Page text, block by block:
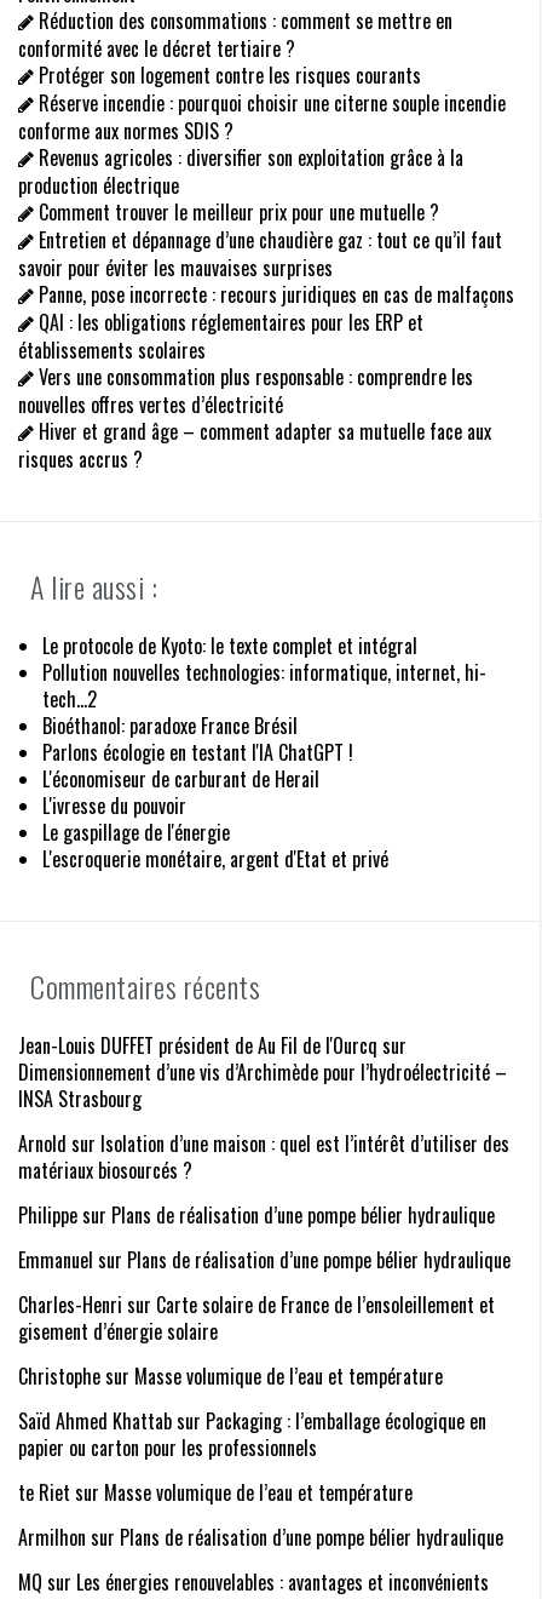
Réduction des consommations : comment se mettre en
conformité avec le décret tertiaire ?
Protéger son logement contre les risques courants
Réserve incendie : pourquoi choisir une citerne souple incendie
conforme aux normes SDIS ?
Revenus agricoles : diversifier son exploitation grâce à la
production électrique
Comment trouver le meilleur prix pour une mutuelle ?
Entretien et dépannage d’une chaudière gaz : tout ce qu’il faut
savoir pour éviter les mauvaises surprises
Panne, pose incorrecte : recours juridiques en cas de malfaçons
QAI : les obligations réglementaires pour les ERP et
établissements scolaires
Vers une consommation plus responsable : comprendre les
nouvelles offres vertes d’électricité
Hiver et grand âge – comment adapter sa mutuelle face aux
risques accrus ?
A lire aussi :
Le protocole de Kyoto: le texte complet et intégral
Pollution nouvelles technologies: informatique, internet, hi-
tech...2
Bioéthanol: paradoxe France Brésil
Parlons écologie en testant l'IA ChatGPT !
L'économiseur de carburant de Herail
L'ivresse du pouvoir
Le gaspillage de l'énergie
L'escroquerie monétaire, argent d'Etat et privé
Commentaires récents
Jean-Louis DUFFET président de Au Fil de l'Ourcq sur
Dimensionnement d’une vis d’Archimède pour l’hydroélectricité –
INSA Strasbourg
Arnold sur Isolation d’une maison : quel est l’intérêt d’utiliser des
matériaux biosourcés ?
Philippe sur Plans de réalisation d’une pompe bélier hydraulique
Emmanuel sur Plans de réalisation d’une pompe bélier hydraulique
Charles-Henri sur Carte solaire de France de l’ensoleillement et
gisement d’énergie solaire
Christophesur Masse volumique de l’eau et température
Saïd Ahmed Khattab sur Packaging : l’emballage écologique en
papier ou carton pour les professionnels
te Riet sur Masse volumique de l’eau et température
Armilhon sur Plans de réalisation d’une pompe bélier hydraulique
MQ sur Les énergies renouvelables : avantages et inconvénients